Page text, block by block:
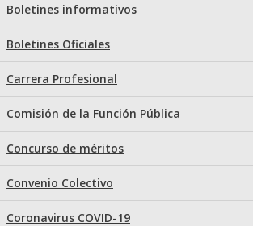
Boletines informativos
Boletines Oficiales
Carrera Profesional
Comisión de la Función Pública
Concurso de méritos
Convenio Colectivo
Coronavirus COVID-19